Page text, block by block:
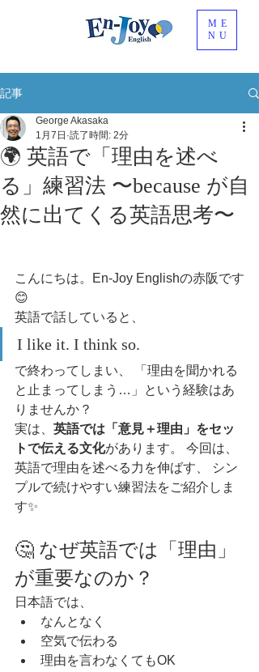
ME
NU
記事
🌍 英語で「理由を述べ
る」練習法 〜because が自
然に出てくる英語思考〜
George Akasaka
1月7日 読了時間: 2分
こんにちは。En-Joy Englishの赤阪です
😊
英語で話していると、
I like it. I think so.
で終わってしまい、 「理由を聞かれる
と止まってしまう…」という経験はあ
りませんか？
実は、 英語では「意見＋理由」をセッ
トで伝える文化があります。 今回は、
英語で理由を述べる力を伸ばす、 シン
プルで続けやすい練習法をご紹介しま
す✨
🤔 なぜ英語では「理由」
が重要なのか？
日本語では、
なんとなく
空気で伝わる
理由を言わなくてもOK